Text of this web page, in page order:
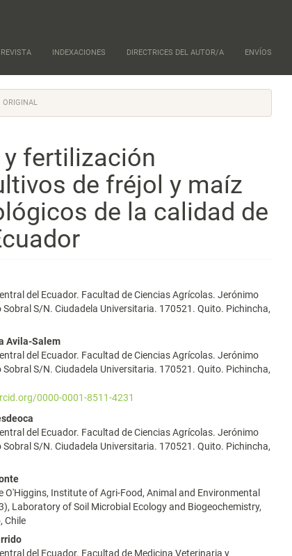
INDEXACIONES DIRECTRICES DEL AUTOR/A ENVÍOS
ORIGINAL
y fertilización
de fréjol y maíz
de la calidad de
del Ecuador. Facultad de Ciencias Agrícolas. Jerónimo
Sobral S/N. Ciudadela Universitaria. 170521. Quito. Pichincha,
Avila-Salem
del Ecuador. Facultad de Ciencias Agrícolas. Jerónimo
Sobral S/N. Ciudadela Universitaria. 170521. Quito. Pichincha,
0000-0001-8511-4231
del Ecuador. Facultad de Ciencias Agrícolas. Jerónimo
Sobral S/N. Ciudadela Universitaria. 170521. Quito. Pichincha,
O'Higgins, Institute of Agri-Food, Animal and Environmental
Laboratory of Soil Microbial Ecology and Biogeochemistry,
Chile
del Ecuador. Facultad de Medicina Veterinaria y